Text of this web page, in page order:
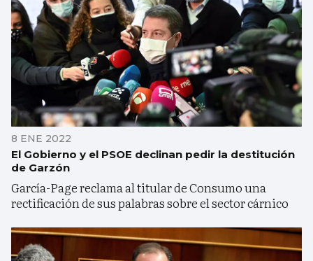
8 ENE 2022
El Gobierno y el PSOE declinan pedir la destitución
de Garzón
García-Page reclama al titular de Consumo una
rectificación de sus palabras sobre el sector cárnico